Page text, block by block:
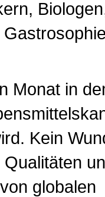
Monat in
Kein
globalen